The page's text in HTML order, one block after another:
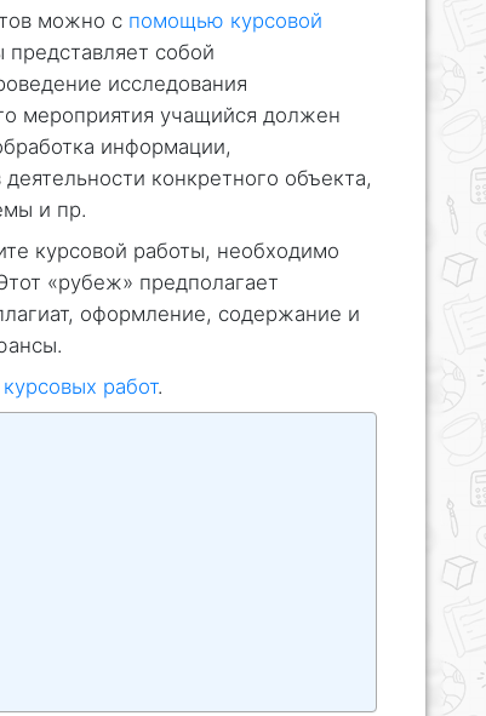
можно с помощью курсовой
собой
исследования
мероприятия учащийся должен
информации,
конкретного объекта,
и пр.
курсовой работы, необходимо
«рубеж» предполагает
оформление, содержание и
работ.